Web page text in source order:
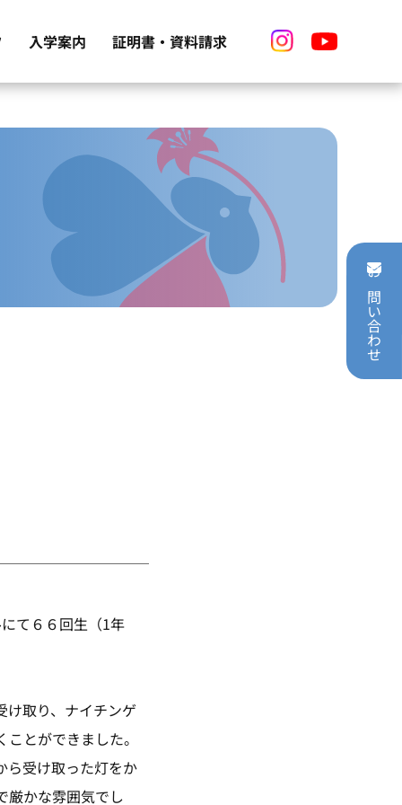
入学案内 証明書・資料請求
お問い合わせ
て６６回生（1年
け取り、ナイチンゲ
とができました。
ら受け取った灯をか
厳かな雰囲気でし